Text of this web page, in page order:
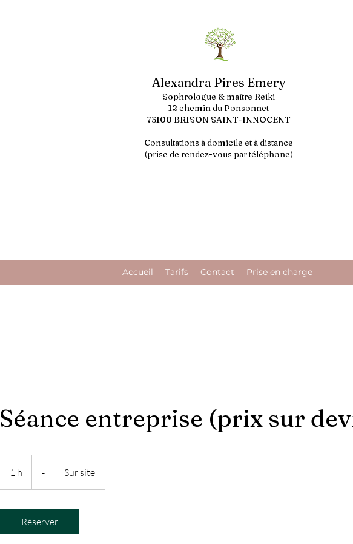
Alexandra Pires Emery
Sophrologue & maître Reiki
12 chemin du Ponsonnet
73100 BRISON SAINT-INNOCENT
Consultations à domicile et à distance
(prise de rendez-vous par téléphone)
Accueil Tarifs Contact Prise en charge
Séance entreprise (prix sur
1 h - Sur site
Réserver